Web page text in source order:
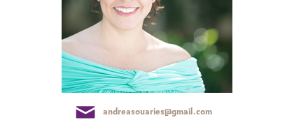
andreasouaries@gmail.com